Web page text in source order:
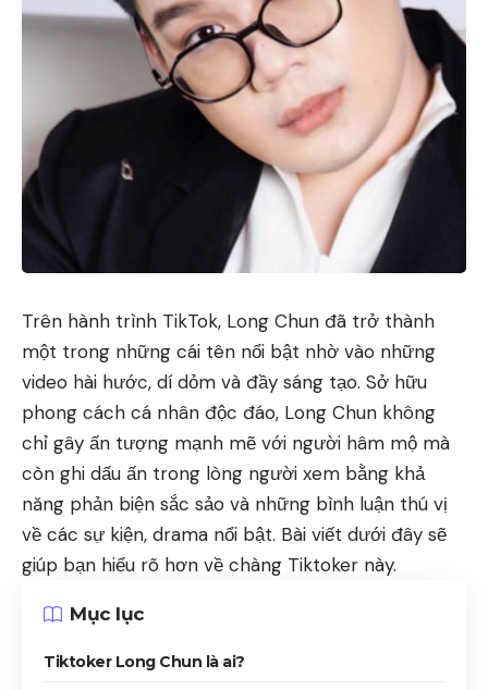
Trên hành trình TikTok, Long Chun đã trở thành
một trong những cái tên nổi bật nhờ vào những
video hài hước, dí dỏm và đầy sáng tạo. Sở hữu
phong cách cá nhân độc đáo, Long Chun không
chỉ gây ấn tượng mạnh mẽ với người hâm mộ mà
còn ghi dấu ấn trong lòng người xem bằng khả
năng phản biện sắc sảo và những bình luận thú vị
về các sự kiện, drama nổi bật. Bài viết dưới đây sẽ
giúp bạn hiểu rõ hơn về chàng Tiktoker này.
Mục lục
Tiktoker Long Chun là ai?